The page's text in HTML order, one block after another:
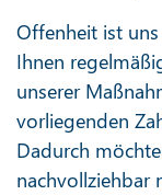
Offenheit ist
Ihnen
unserer
vorliegenden
Dadurch
nachvollziehbar